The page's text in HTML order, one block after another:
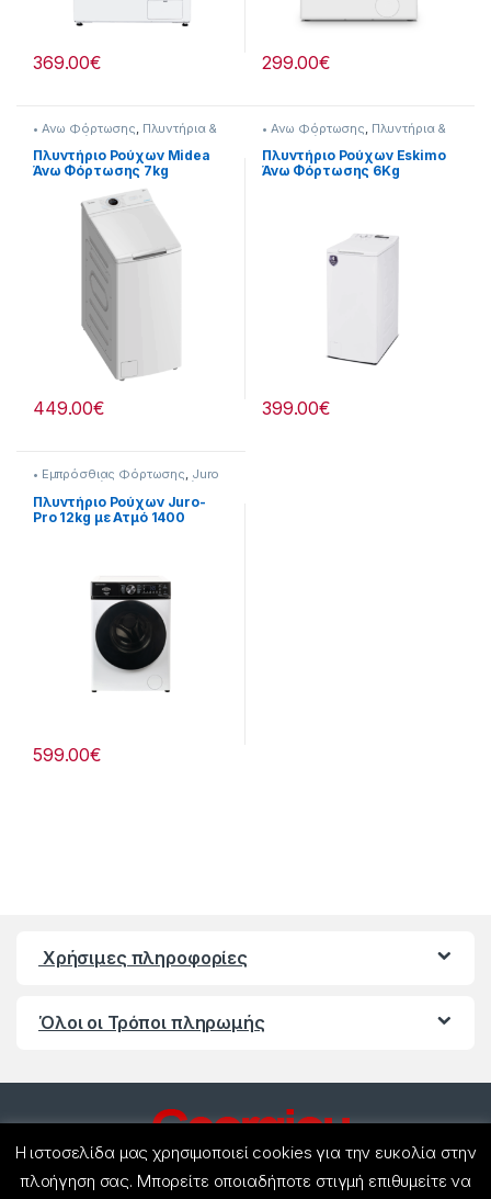
369.00€ 299.00€
• Ανω Φόρτωσης Πλυντήρια &
Στεγνωτήρια
Πλυντήριο Ρούχων Midea
Άνω Φόρτωσης 7kg
449.00€
• Ανω Φόρτωσης Πλυντήρια &
Στεγνωτήρια
Πλυντήριο Ρούχων Eskimo
Άνω Φόρτωσης 6Kg
399.00€
• Εμπρόσθιας Φόρτωσης, Juro
Πλυντήρια & Στεγνωτήρια
Πλυντήριο Ρούχων Juro-
Pro 12kg με Ατμό 1400
599.00€
Χρήσιμες πληροφορίες
Όλοι οι Τρόποι πληρωμής
Η ιστοσελίδα μας χρησιμοποιεί cookies για την ευκολία στην
πλοήγηση σας. Μπορείτε οποιαδήποτε στιγμή επιθυμείτε να